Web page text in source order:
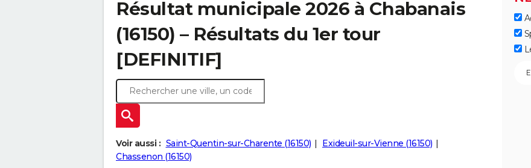
Résultat municipale 2026 à Chabanais
(16150) – Résultats du 1er tour
[DEFINITIF]
Voir aussi : Saint-Quentin-sur-Charente (16150)
Exideuil-sur-Vienne (16150)
Chassenon (16150)